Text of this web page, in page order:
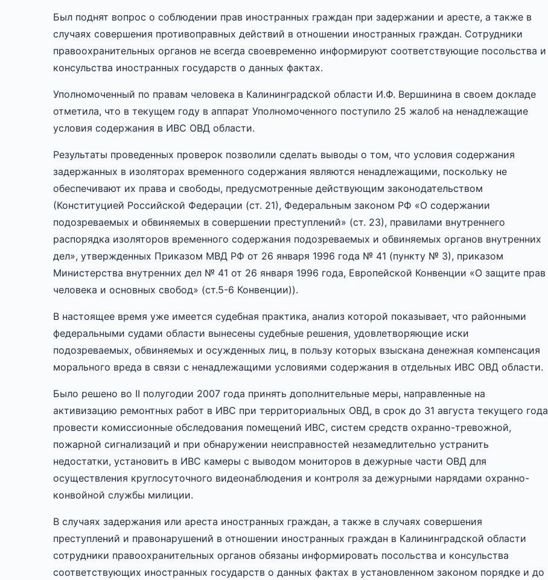
Был поднят вопрос о соблюдении прав иностранных граждан при задержании и аресте, а также в
случаях совершения противоправных действий в отношении иностранных граждан. Сотрудники
правоохранительных органов не всегда своевременно информируют соответствующие посольства и
консульства иностранных государств о данных фактах.
Уполномоченный по правам человека в Калининградской области И.Ф. Вершинина в своем докладе
отметила, что в текущем году в аппарат Уполномоченного поступило 25 жалоб на ненадлежащие
условия содержания в ИВС ОВД области.
Результаты проведенных проверок позволили сделать выводы о том, что условия содержания
задержанных в изоляторах временного содержания являются ненадлежащими, поскольку не
обеспечивают их права и свободы, предусмотренные действующим законодательством
(Конституцией Российской Федерации (ст. 21), Федеральным законом РФ «О содержании
подозреваемых и обвиняемых в совершении преступлений» (ст. 23), правилами внутреннего
распорядка изоляторов временного содержания подозреваемых и обвиняемых органов внутренних
дел», утвержденных Приказом МВД РФ от 26 января 1996 года № 41 (пункту № 3), приказом
Министерства внутренних дел № 41 от 26 января 1996 года, Европейской Конвенции «О защите прав
человека и основных свобод» (ст.5-6 Конвенции)).
В настоящее время уже имеется судебная практика, анализ которой показывает, что районными
федеральными судами области вынесены судебные решения, удовлетворяющие иски
подозреваемых, обвиняемых и осужденных лиц, в пользу которых взыскана денежная компенсация
морального вреда в связи с ненадлежащими условиями содержания в отдельных ИВС ОВД области.
Было решено во II полугодии 2007 года принять дополнительные меры, направленные на
активизацию ремонтных работ в ИВС при территориальных ОВД, в срок до 31 августа текущего года
провести комиссионные обследования помещений ИВС, систем средств охранно-тревожной,
пожарной сигнализаций и при обнаружении неисправностей незамедлительно устранить
недостатки, установить в ИВС камеры с выводом мониторов в дежурные части ОВД для
осуществления круглосуточного видеонаблюдения и контроля за дежурными нарядами охранно-
конвойной службы милиции.
В случаях задержания или ареста иностранных граждан, а также в случаях совершения
преступлений и правонарушений в отношении иностранных граждан в Калининградской области
сотрудники правоохранительных органов обязаны информировать посольства и консульства
соответствующих иностранных государств о данных фактах в установленном законом порядке и до